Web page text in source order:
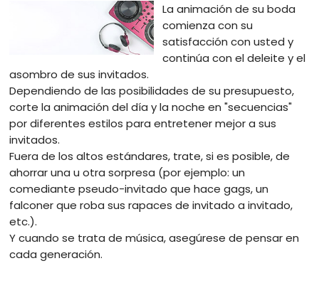
La animación de su boda
comienza con su
satisfacción con usted y
continúa con el deleite y el
asombro de sus invitados.
Dependiendo de las posibilidades de su presupuesto,
corte la animación del día y la noche en "secuencias"
por diferentes estilos para entretener mejor a sus
invitados.
Fuera de los altos estándares, trate, si es posible, de
ahorrar una u otra sorpresa (por ejemplo: un
comediante pseudo-invitado que hace gags, un
falconer que roba sus rapaces de invitado a invitado,
etc.).
Y cuando se trata de música, asegúrese de pensar en
cada generación.